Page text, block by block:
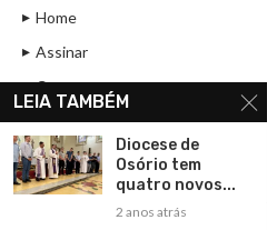
Home
Assinar
Contato
Política de Privacidade
Rádio Maristela - Ao Vivo
LEIA TAMBÉM
Diocese de
Osório tem
quatro novos...
2 anos atrás